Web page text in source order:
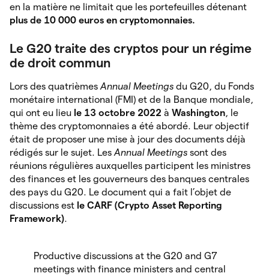
en la matière ne limitait que les portefeuilles détenant
plus de 10 000 euros en cryptomonnaies.
Le G20 traite des cryptos pour un régime
de droit commun
Lors des quatrièmes Annual Meetings du G20, du Fonds
monétaire international (FMI) et de la Banque mondiale,
qui ont eu lieu le 13 octobre 2022 à Washington, le
thème des cryptomonnaies a été abordé. Leur objectif
était de proposer une mise à jour des documents déjà
rédigés sur le sujet. Les Annual Meetings sont des
réunions régulières auxquelles participent les ministres
des finances et les gouverneurs des banques centrales
des pays du G20. Le document qui a fait l’objet de
discussions est le CARF (Crypto Asset Reporting
Framework).
Productive discussions at the G20 and G7
meetings with finance ministers and central